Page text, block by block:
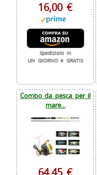
16,00 €
Spedizioni in
UN GIORNO e GRATIS
Combo da pesca per il
mare...